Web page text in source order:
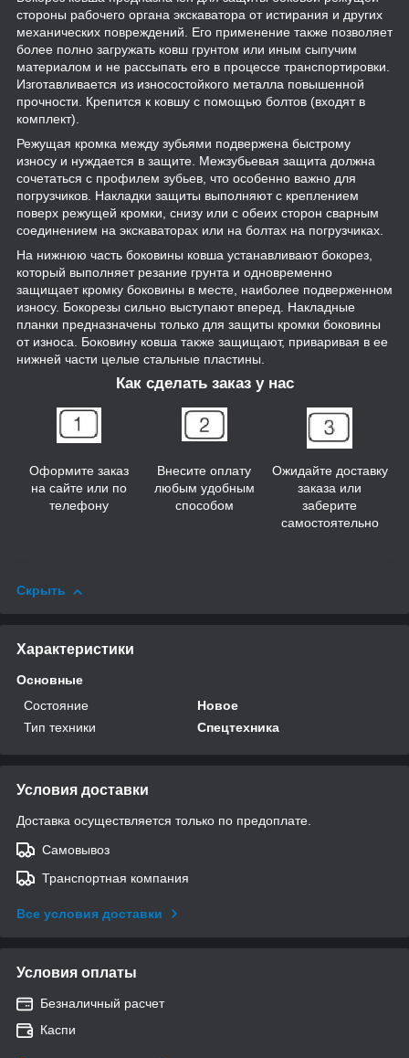
стороны рабочего органа экскаватора от истирания и других
механических повреждений. Его применение также позволяет
более полно загружать ковш грунтом или иным сыпучим
материалом и не рассыпать его в процессе транспортировки.
Изготавливается из износостойкого металла повышенной
прочности. Крепится к ковшу с помощью болтов (входят в
комплект).
Режущая кромка между зубьями подвержена быстрому
износу и нуждается в защите. Межзубьевая защита должна
сочетаться с профилем зубьев, что особенно важно для
погрузчиков. Накладки защиты выполняют с креплением
поверх режущей кромки, снизу или с обеих сторон сварным
соединением на экскаваторах или на болтах на погрузчиках.
На нижнюю часть боковины ковша устанавливают бокорез,
который выполняет резание грунта и одновременно
защищает кромку боковины в месте, наиболее подверженном
износу. Бокорезы сильно выступают вперед. Накладные
планки предназначены только для защиты кромки боковины
от износа. Боковину ковша также защищают, приваривая в ее
нижней части целые стальные пластины.
Как сделать заказ у нас
Оформите заказ
на сайте или по
телефону
Внесите оплату
любым удобным
способом
Ожидайте доставку
заказа или
заберите
самостоятельно
Скрыть
Характеристики
Основные
Состояние
Новое
Тип техники
Спецтехника
Условия доставки
Доставка осуществляется только по предоплате.
Самовывоз
Транспортная компания
Все условия доставки
Условия оплаты
Безналичный расчет
Каспи